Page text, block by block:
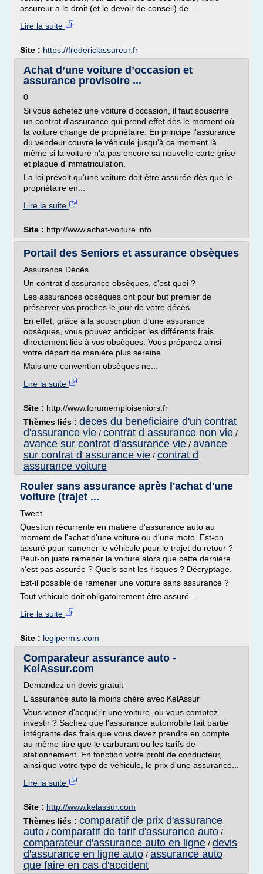
assureur a le droit (et le devoir de conseil) de...
Lire la suite
Site : https://fredericlassureur.fr
Achat d’une voiture d’occasion et
assurance provisoire ...
0
Si vous achetez une voiture d'occasion, il faut souscrire
un contrat d'assurance qui prend effet dès le moment où
la voiture change de propriétaire. En principe l'assurance
du vendeur couvre le véhicule jusqu'à ce moment là
même si la voiture n'a pas encore sa nouvelle carte grise
et plaque d'immatriculation.
La loi prévoit qu'une voiture doit être assurée dès que le
propriétaire en...
Lire la suite
Site : http://www.achat-voiture.info
Portail des Seniors et assurance obsèques
Assurance Décès
Un contrat d'assurance obsèques, c'est quoi ?
Les assurances obsèques ont pour but premier de
préserver vos proches le jour de votre décès.
En effet, grâce à la souscription d'une assurance
obsèques, vous pouvez anticiper les différents frais
directement liés à vos obsèques. Vous préparez ainsi
votre départ de manière plus sereine.
Mais une convention obsèques ne...
Lire la suite
Site : http://www.forumemploiseniors.fr
Thèmes liés : deces du beneficiaire d'un contrat
d'assurance vie / contrat d assurance non vie /
avance sur contrat d'assurance vie / avance
sur contrat d assurance vie / contrat d
assurance voiture
Rouler sans assurance après l'achat d'une
voiture (trajet ...
Tweet
Question récurrente en matière d'assurance auto au
moment de l'achat d'une voiture ou d'une moto. Est-on
assuré pour ramener le véhicule pour le trajet du retour ?
Peut-on juste ramener la voiture alors que cette dernière
n'est pas assurée ? Quels sont les risques ? Décryptage.
Est-il possible de ramener une voiture sans assurance ?
Tout véhicule doit obligatoirement être assuré...
Lire la suite
Site : legipermis.com
Comparateur assurance auto -
KelAssur.com
Demandez un devis gratuit
L'assurance auto la moins chère avec KelAssur
Vous venez d'acquérir une voiture, ou vous comptez
investir ? Sachez que l'assurance automobile fait partie
intégrante des frais que vous devez prendre en compte
au même titre que le carburant ou les tarifs de
stationnement. En fonction votre profil de conducteur,
ainsi que votre type de véhicule, le prix d'une assurance...
Lire la suite
Site : http://www.kelassur.com
Thèmes liés : comparatif de prix d'assurance
auto / comparatif de tarif d'assurance auto /
comparateur d'assurance auto en ligne / devis
d'assurance en ligne auto / assurance auto
que faire en cas d'accident